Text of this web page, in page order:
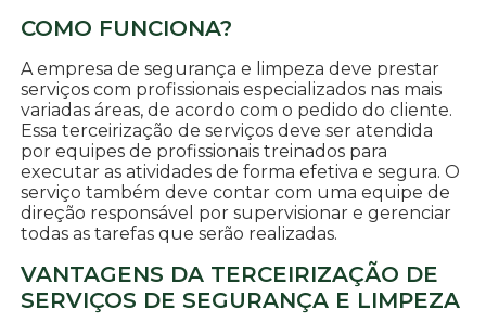
COMO FUNCIONA?
A empresa de segurança e limpeza deve prestar
serviços com profissionais especializados nas mais
variadas áreas, de acordo com o pedido do cliente.
Essa terceirização de serviços deve ser atendida
por equipes de profissionais treinados para
executar as atividades de forma efetiva e segura. O
serviço também deve contar com uma equipe de
direção responsável por supervisionar e gerenciar
todas as tarefas que serão realizadas.
VANTAGENS DA TERCEIRIZAÇÃO DE
SERVIÇOS DE SEGURANÇA E LIMPEZA